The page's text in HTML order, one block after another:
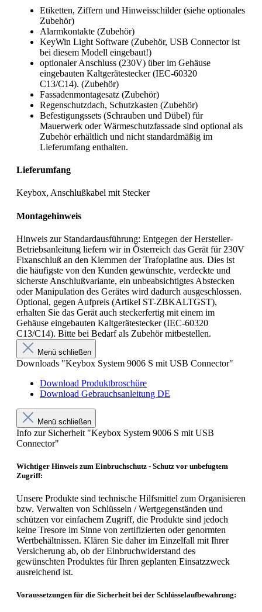
Etiketten, Ziffern und Hinweisschilder (siehe optionales
Zubehör)
Alarmkontakte (Zubehör)
KeyWin Light Software (Zubehör, USB Connector ist
bei diesem Modell eingebaut!)
optionaler Anschluss (230V) über im Gehäuse
eingebauten Kaltgerätestecker (IEC-60320
C13/C14). (Zubehör)
Fassadenmontagesatz (Zubehör)
Regenschutzdach, Schutzkasten (Zubehör)
Befestigungssets (Schrauben und Dübel) für
Mauerwerk oder Wärmeschutzfassade sind optional als
Zubehör erhältlich und nicht standardmäßig im
Lieferumfang enthalten.
Lieferumfang
Keybox, Anschlußkabel mit Stecker
Montagehinweis
Hinweis zur Standardausführung: Entgegen der Hersteller-
Betriebsanleitung liefern wir in Österreich das Gerät für 230V
Fixanschluß an den Klemmen der Trafoplatine aus. Dies ist
die häufigste von den Kunden gewünschte, verdeckte und
sicherste Anschlußvariante, ein unbeabsichtigtes Abstecken
oder Manipulation des Gerätes wird dadurch ausgeschlossen.
Optional, gegen Aufpreis (Artikel ST-ZBKALTGST),
erhalten Sie das Gerät auch steckerfertig mit einem im
Gehäuse eingebauten Kaltgerätestecker (IEC-60320
C13/C14). Bitte bei Bedarf als Zubehör mitbestellen.
Menü schließen
Downloads "Keybox System 9006 S mit USB Connector"
Download Produktbroschüre
Download Gebrauchsanleitung DE
Menü schließen
Info zur Sicherheit "Keybox System 9006 S mit USB
Connector"
Wichtiger Hinweis zum Einbruchschutz - Schutz vor unbefugtem
Zugriff:
Unsere Produkte sind technische Hilfsmittel zum Organisieren
bzw. Verwalten von Schlüsseln / Wertgegenständen und
schützen vor einfachem Zugriff, die Produkte sind jedoch
keine Tresore im Sinne von zertifizierten oder genormten
Wertbehältnissen. Klären Sie daher im Einzelfall mit Ihrer
Versicherung ab, ob der Einbruchwiderstand des
gewünschten Produktes für Ihren geplanten Einsatzzweck
ausreichend ist.
Voraussetzungen für die Sicherheit bei der Schlüsselaufbewahrung: